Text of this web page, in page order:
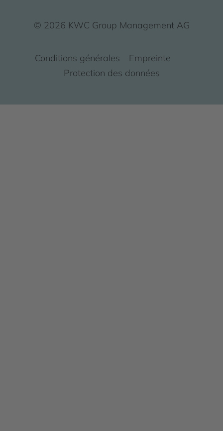
© 2026 KWC Group Management AG
Conditions générales
Empreinte
Protection des données